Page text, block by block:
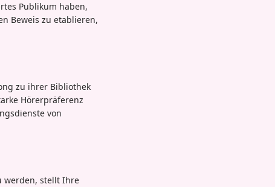
Publikum haben,
Beweis zu etablieren,
zu ihrer Bibliothek
Hörerpräferenz
von
werden, stellt Ihre